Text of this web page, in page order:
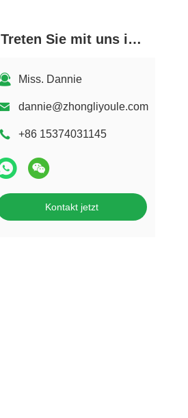
Treten Sie mit uns in Verbindung
Miss. Dannie
dannie@zhongliyoule.com
+86 15374031145
Kontakt jetzt